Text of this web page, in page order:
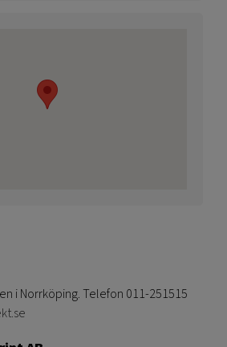
i Norrköping. Telefon 011-251515